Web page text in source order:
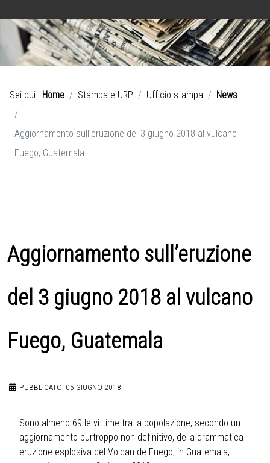
Sei qui: Home Stampa e URP Ufficio stampa News
Aggiornamento sull’eruzione del 3 giugno 2018 al vulcano
Fuego, Guatemala
Aggiornamento sull’eruzione
del 3 giugno 2018 al vulcano
Fuego, Guatemala
PUBBLICATO: 05 GIUGNO 2018
Sono almeno 69 le vittime tra la popolazione, secondo un
aggiornamento purtroppo non definitivo, della drammatica
eruzione esplosiva del Volcan de Fuego, in Guatemala,